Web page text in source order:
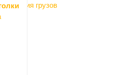
грузов